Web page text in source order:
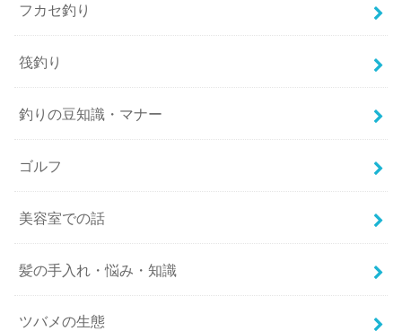
フカセ釣り
筏釣り
釣りの豆知識・マナー
ゴルフ
美容室での話
髪の手入れ・悩み・知識
ツバメの生態